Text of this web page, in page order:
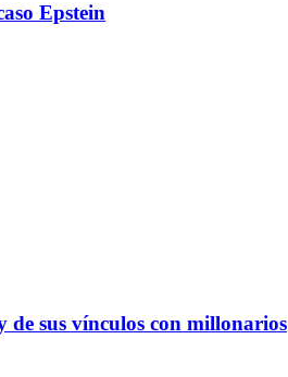
Epstein
de sus vínculos con millonarios